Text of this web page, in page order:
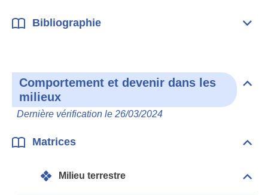
Bibliographie
Comportement et devenir dans les
milieux
Dernière vérification le 26/03/2024
les
Matrices
Milieu terrestre